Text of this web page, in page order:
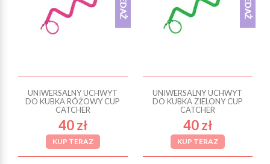
UNIWERSALNY UCHWYT
DO KUBKA RÓŻOWY CUP
CATCHER
40 zł
KUP TERAZ
UNIWERSALNY UCHWYT
DO KUBKA ZIELONY CUP
CATCHER
40 zł
KUP TERAZ